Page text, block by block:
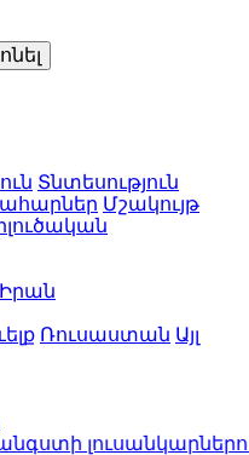
Տնտեսություն
Մշակույթ
Իրան
Ռուսաստան Այլ
լուսանկարներով